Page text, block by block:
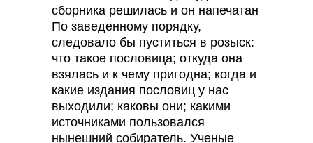
сборника решилась и он напечатан
По заведенному порядку,
следовало бы пуститься в розыск:
что такое пословица; откуда она
взялась и к чему пригодна; когда и
какие издания пословиц у нас
выходили; каковы они; какими
источниками пользовался
нынешний собиратель. Ученые